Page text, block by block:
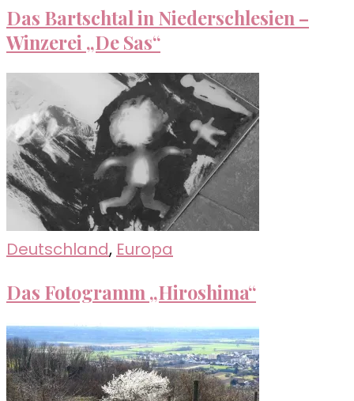
Das Bartschtal in Niederschlesien –
Winzerei „De Sas“
Deutschland, Europa
Das Fotogramm „Hiroshima“